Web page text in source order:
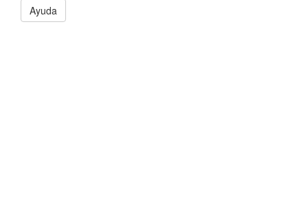
Ayuda